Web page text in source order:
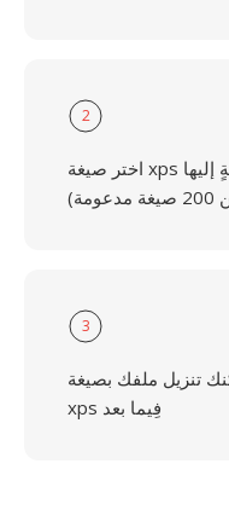
2
اختر صيغة xps أو أية صيغة أخرى أنت بحاجةٍ إليها
3
تنزيل ملفك بصيغة
xps فِيما بعد